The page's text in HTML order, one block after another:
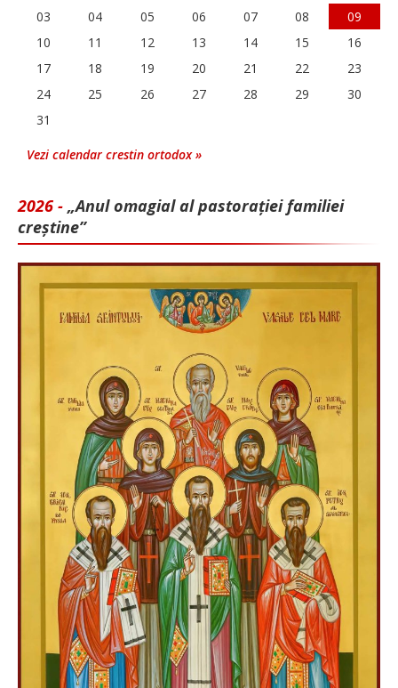
03
04 05 06 07 08
09
10
11 12 13 14 15
16
17
18 19 20 21 22
23
24
25 26 27 28 29
30
31
Vezi calendar crestin ortodox »
2026 - „Anul omagial al pastorației familiei
creștine”